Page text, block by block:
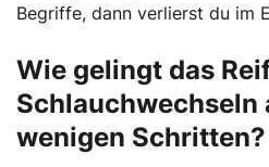
Begriffe, dann verlierst du im
Wie gelingt das
Schlauchwechseln
wenigen Schritten?